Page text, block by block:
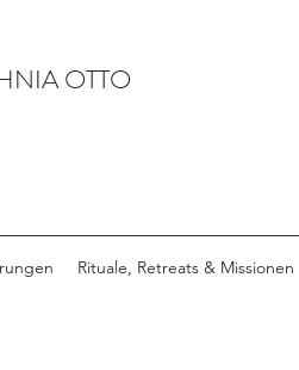
OTTO
Rituale, Retreats & Missionen